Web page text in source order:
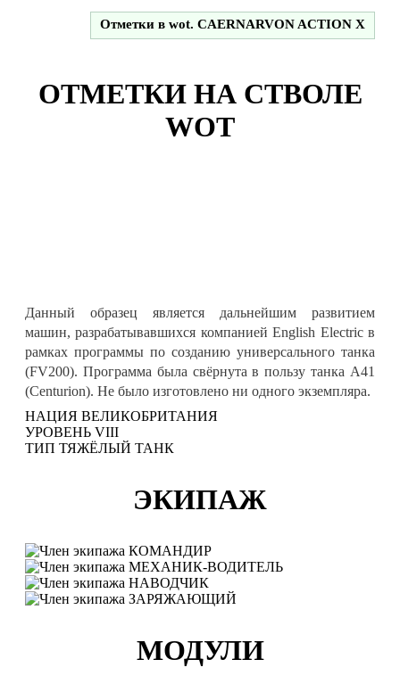
Отметки в wot. CAERNARVON ACTION X
ОТМЕТКИ НА СТВОЛЕ
WOT
Данный образец является дальнейшим развитием
машин, разрабатывавшихся компанией English Electric в
рамках программы по созданию универсального танка
(FV200). Программа была свёрнута в пользу танка A41
(Centurion). Не было изготовлено ни одного экземпляра.
НАЦИЯ ВЕЛИКОБРИТАНИЯ
УРОВЕНЬ VIII
ТИП ТЯЖЁЛЫЙ ТАНК
ЭКИПАЖ
КОМАНДИР
МЕХАНИК-ВОДИТЕЛЬ
НАВОДЧИК
ЗАРЯЖАЮЩИЙ
МОДУЛИ